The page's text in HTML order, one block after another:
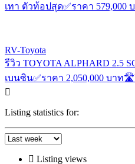
เทา ตัวท้อปสุด✅ราคา 579,000
RV-Toyota
รีวิว TOYOTA ALPHARD 2.5
เบนซิน✅ราคา 2,050,000 บาท🛣️
Listing statistics for:
Listing views